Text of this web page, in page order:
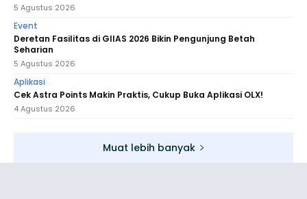
5 Agustus 2026
Event
Deretan Fasilitas di GIIAS 2026 Bikin Pengunjung Betah
Seharian
5 Agustus 2026
Aplikasi
Cek Astra Points Makin Praktis, Cukup Buka Aplikasi OLX!
4 Agustus 2026
Muat lebih banyak